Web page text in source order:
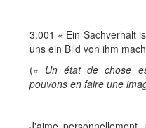
3.001 « Ein Sachverhalt
uns ein Bild von ihm
(« Un état de chose
pouvons en faire une